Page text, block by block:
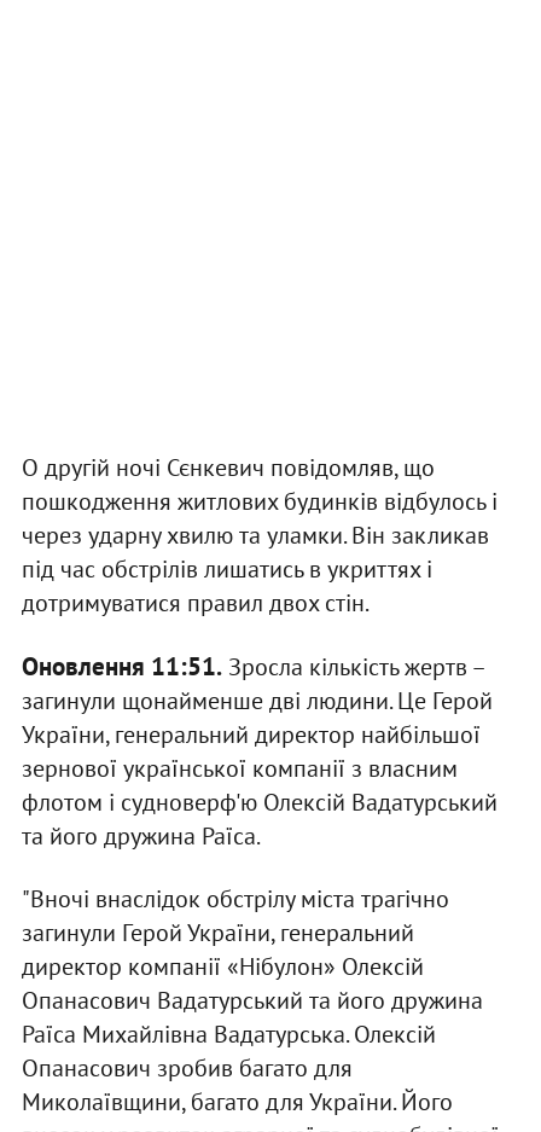
О другій ночі Сєнкевич повідомляв, що
пошкодження житлових будинків відбулось і
через ударну хвилю та уламки. Він закликав
під час обстрілів лишатись в укриттях і
дотримуватися правил двох стін.
Оновлення 11:51.Зросла кількість жертв –
загинули щонайменше дві людини. Це Герой
України, генеральний директор найбільшої
зернової української компанії з власним
флотом і судноверф'ю Олексій Вадатурський
та його дружина Раїса.
"Вночі внаслідок обстрілу міста трагічно
загинули Герой України, генеральний
директор компанії «Нібулон» Олексій
Опанасович Вадатурський та його дружина
Раїса Михайлівна Вадатурська. Олексій
Опанасович зробив багато для
Миколаївщини, багато для України. Його